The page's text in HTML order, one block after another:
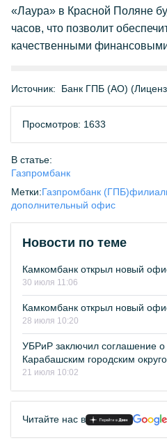
«Лаура» в Красной Поляне
часов, что позволит
качественными
Источник: Банк ГПБ (АО)
Просмотров: 1633
В статье:
Газпромбанк
Метки:Газпромбанк (ГПБ)
дополнительный офис
Новости по теме
Камкомбанк открыл новый
30 июля 11:06
Камкомбанк открыл новый
28 июля 10:20
УБРиР заключил соглашение о
Карабашским городским
21 июля 10:02
Читайте нас в